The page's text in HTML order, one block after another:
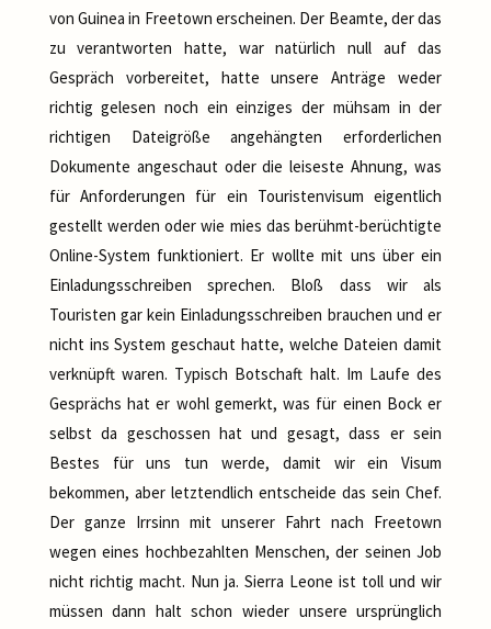
von Guinea in Freetown erscheinen. Der Beamte, der das
zu verantworten hatte, war natürlich null auf das
Gespräch vorbereitet, hatte unsere Anträge weder
richtig gelesen noch ein einziges der mühsam in der
richtigen Dateigröße angehängten erforderlichen
Dokumente angeschaut oder die leiseste Ahnung, was
für Anforderungen für ein Touristenvisum eigentlich
gestellt werden oder wie mies das berühmt-berüchtigte
Online-System funktioniert. Er wollte mit uns über ein
Einladungsschreiben sprechen. Bloß dass wir als
Touristen gar kein Einladungsschreiben brauchen und er
nicht ins System geschaut hatte, welche Dateien damit
verknüpft waren. Typisch Botschaft halt. Im Laufe des
Gesprächs hat er wohl gemerkt, was für einen Bock er
selbst da geschossen hat und gesagt, dass er sein
Bestes für uns tun werde, damit wir ein Visum
bekommen, aber letztendlich entscheide das sein Chef.
Der ganze Irrsinn mit unserer Fahrt nach Freetown
wegen eines hochbezahlten Menschen, der seinen Job
nicht richtig macht. Nun ja. Sierra Leone ist toll und wir
müssen dann halt schon wieder unsere ursprünglich